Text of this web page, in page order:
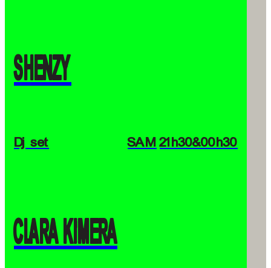
SHENZY
Dj set SAM 21h30&00h30
CLARA KIMERA